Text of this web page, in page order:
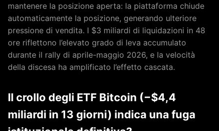
mantenere la posizione aperta: la piattaforma chiude
automaticamente la posizione, generando ulteriore
pressione di vendita. I $3 miliardi di liquidazioni in 48
ore riflettono l’elevato grado di leva accumulato
durante il rally di aprile-maggio 2026, e la velocità
della discesa ha amplificato l’effetto cascata.
Il crollo degli ETF Bitcoin (−$4,4
miliardi in 13 giorni) indica una fuga